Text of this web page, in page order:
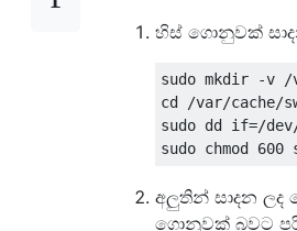
හිස් ගොනුවක්
sudo mkdir -v /
cd /var/cache/
sudo dd if=/
අලුතින් සාදන ලද
ගොනුවක් බවට